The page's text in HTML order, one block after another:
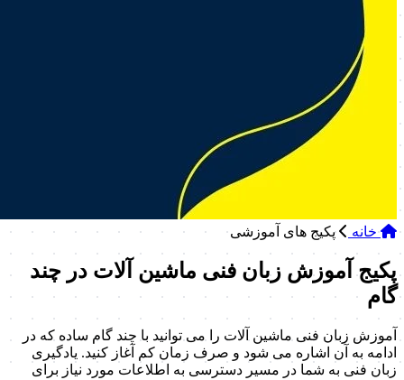
خانه پکیج های آموزشی
پکیج آموزش زبان فنی ماشین آلات در چند
گام
آموزش زبان فنی ماشین آلات را می توانید با چند گام ساده که در
ادامه به آن اشاره می شود و صرف زمان کم آغاز کنید. یادگیری
زبان فنی به شما در مسیر دسترسی به اطلاعات مورد نیاز برای